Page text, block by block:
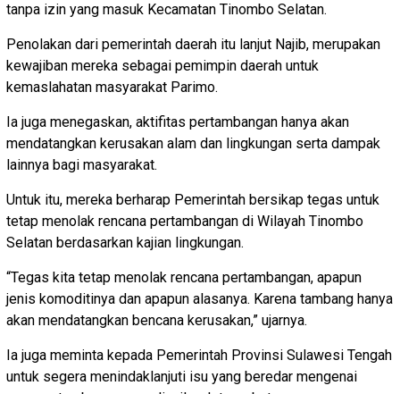
tanpa izin yang masuk Kecamatan Tinombo Selatan.
Penolakan dari pemerintah daerah itu lanjut Najib, merupakan
kewajiban mereka sebagai pemimpin daerah untuk
kemaslahatan masyarakat Parimo.
Ia juga menegaskan, aktifitas pertambangan hanya akan
mendatangkan kerusakan alam dan lingkungan serta dampak
lainnya bagi masyarakat.
Untuk itu, mereka berharap Pemerintah bersikap tegas untuk
tetap menolak rencana pertambangan di Wilayah Tinombo
Selatan berdasarkan kajian lingkungan.
“Tegas kita tetap menolak rencana pertambangan, apapun
jenis komoditinya dan apapun alasanya. Karena tambang hanya
akan mendatangkan bencana kerusakan,” ujarnya.
Ia juga meminta kepada Pemerintah Provinsi Sulawesi Tengah
untuk segera menindaklanjuti isu yang beredar mengenai